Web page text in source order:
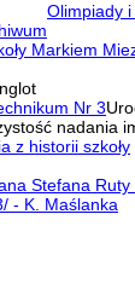
Olimpiady
Markiem
Nr 3
nadania
z historii szkoły
Stefana
- K. Maślanka